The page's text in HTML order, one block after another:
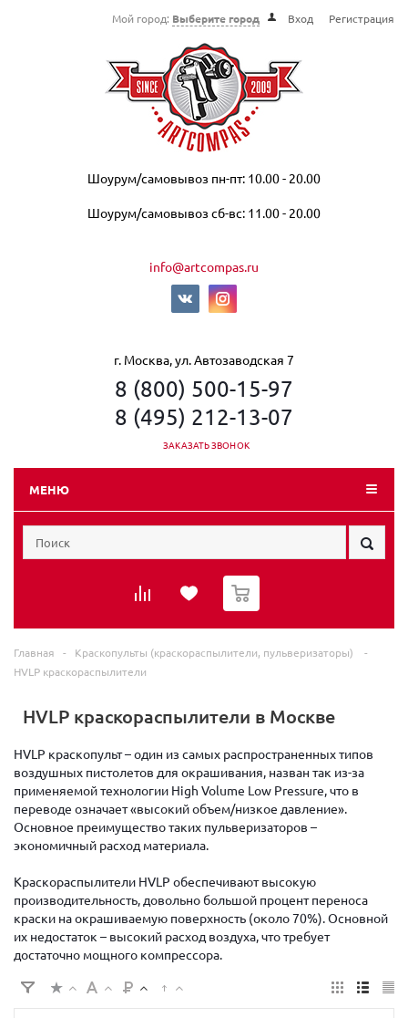
Мой город: Выберите город Вход Регистрация
Шоурум/самовывоз пн-пт: 10.00 - 20.00
Шоурум/самовывоз сб-вс: 11.00 - 20.00
info@artcompas.ru
г. Москва, ул. Автозаводская 7
8 (800) 500-15-97
8 (495) 212-13-07
ЗАКАЗАТЬ ЗВОНОК
МЕНЮ
0
Главная - Краскопульты (краскораспылители, пульверизаторы)
-
HVLP краскораспылители
HVLP краскораспылители в Москве
HVLP краскопульт – один из самых распространенных типов
воздушных пистолетов для окрашивания, назван так из-за
применяемой технологии High Volume Low Pressure, что в
переводе означает «высокий объем/низкое давление».
Основное преимущество таких пульверизаторов –
экономичный расход материала.
Краскораспылители HVLP обеспечивают высокую
производительность, довольно большой процент переноса
краски на окрашиваемую поверхность (около 70%). Основной
их недостаток – высокий расход воздуха, что требует
достаточно мощного компрессора.